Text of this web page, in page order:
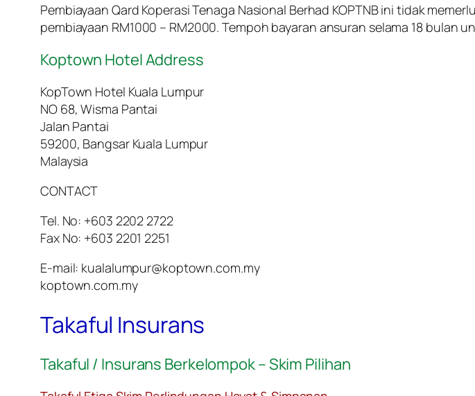
Pembiayaan Qard Koperasi Tenaga Nasional Berhad KOPTNB ini tidak
pembiayaan RM1000 – RM2000. Tempoh bayaran ansuran selama 18 bulan
Koptown Hotel Address
KopTown Hotel Kuala Lumpur
NO 68, Wisma Pantai
Jalan Pantai
59200, Bangsar Kuala Lumpur
Malaysia
CONTACT
Tel. No: +603 2202 2722
Fax No: +603 2201 2251
E-mail: kualalumpur@koptown.com.my
koptown.com.my
Takaful Insurans
Takaful / Insurans Berkelompok – Skim Pilihan